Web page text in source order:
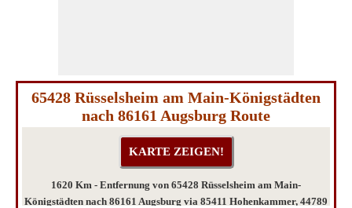
65428 Rüsselsheim am Main-Königstädten
nach 86161 Augsburg Route
1620 Km - Entfernung von 65428 Rüsselsheim am Main-
Königstädten nach 86161 Augsburg via 85411 Hohenkammer, 44789